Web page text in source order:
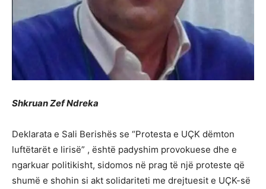
Shkruan Zef Ndreka
Deklarata e Sali Berishës se “Protesta e UÇK dëmton
luftëtarët e lirisë” , është padyshim provokuese dhe e
ngarkuar politikisht, sidomos në prag të një proteste që
shumë e shohin si akt solidariteti me drejtuesit e UÇK-së